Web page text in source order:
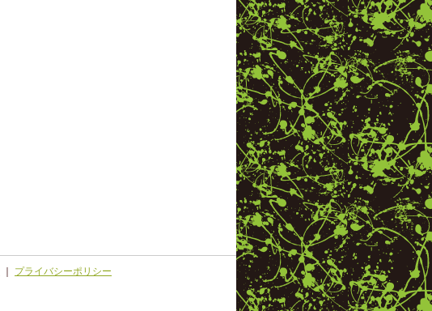
プライバシーポリシー